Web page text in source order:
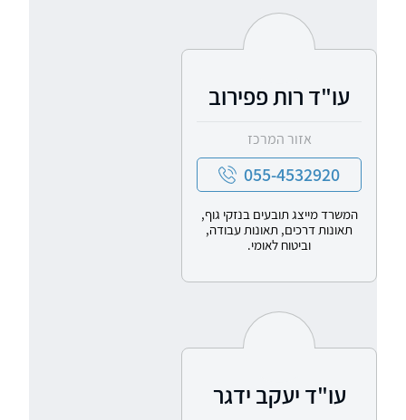
עו"ד רות פפירוב
אזור המרכז
055-4532920
המשרד מייצג תובעים בנזקי גוף,
תאונות דרכים, תאונות עבודה,
וביטוח לאומי.
עו"ד יעקב ידגר